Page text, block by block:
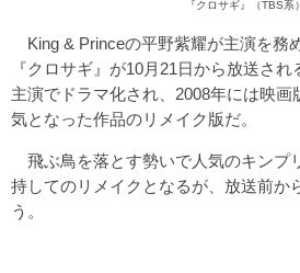
『クロサギ』（TBS系）
King & Princeの平野紫耀が主演を務
『クロサギ』が10月21日から放送さ
主演でドラマ化され、2008年には映画
気となった作品のリメイク版だ。
飛ぶ鳥を落とす勢いで人気のキンプ
持してのリメイクとなるが、放送前か
う。